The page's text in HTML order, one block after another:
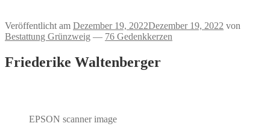
Veröffentlicht am Dezember 19, 2022Dezember 19, 2022 von
Bestattung Grünzweig — 76 Gedenkkerzen
Friederike Waltenberger
EPSON scanner image